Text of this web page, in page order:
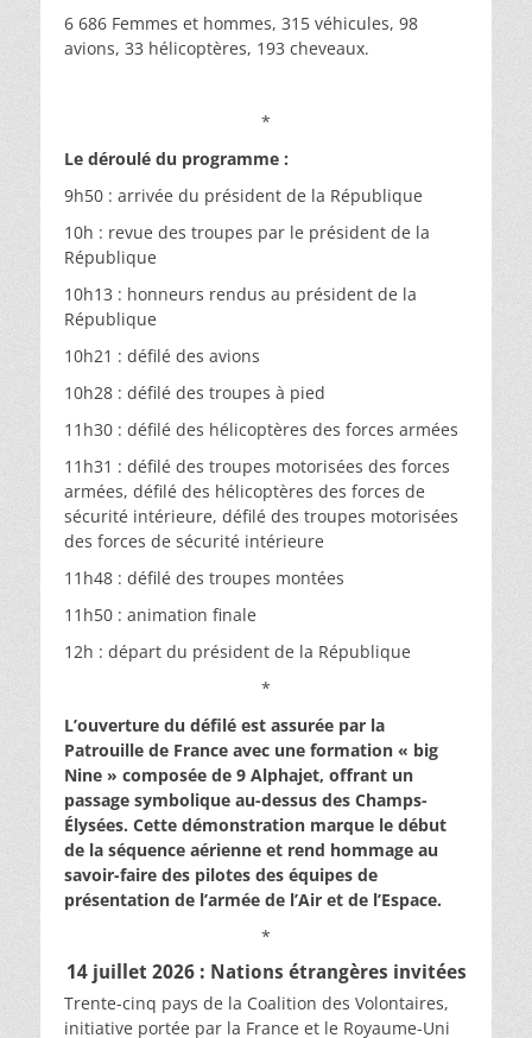
6 686 Femmes et hommes, 315 véhicules, 98
avions, 33 hélicoptères, 193 cheveaux.
*
Le déroulé du programme :
9h50 : arrivée du président de la République
10h : revue des troupes par le président de la
République
10h13 : honneurs rendus au président de la
République
10h21 : défilé des avions
10h28 : défilé des troupes à pied
11h30 : défilé des hélicoptères des forces armées
11h31 : défilé des troupes motorisées des forces
armées, défilé des hélicoptères des forces de
sécurité intérieure, défilé des troupes motorisées
des forces de sécurité intérieure
11h48 : défilé des troupes montées
11h50 : animation finale
12h : départ du président de la République
*
L’ouverture du défilé est assurée par la
Patrouille de France avec une formation « big
Nine » composée de 9 Alphajet, offrant un
passage symbolique au-dessus des Champs-
Élysées. Cette démonstration marque le début
de la séquence aérienne et rend hommage au
savoir-faire des pilotes des équipes de
présentation de l’armée de l’Air et de l’Espace.
*
14 juillet 2026 : Nations étrangères invitées
Trente-cinq pays de la Coalition des Volontaires,
initiative portée par la France et le Royaume-Uni